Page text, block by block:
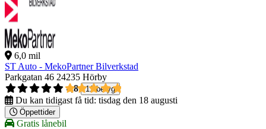
6,0 mil
ST Auto - MekoPartner Bilverkstad
Parkgatan 46 24235 Hörby
4,8
11 betyg
Du kan tidigast få tid: tisdag den 18 augusti
Öppettider
Gratis lånebil